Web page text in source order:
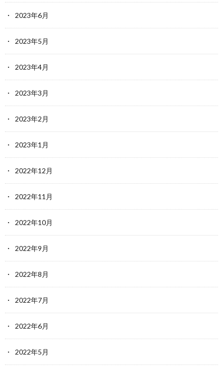
2023年6月
2023年5月
2023年4月
2023年3月
2023年2月
2023年1月
2022年12月
2022年11月
2022年10月
2022年9月
2022年8月
2022年7月
2022年6月
2022年5月